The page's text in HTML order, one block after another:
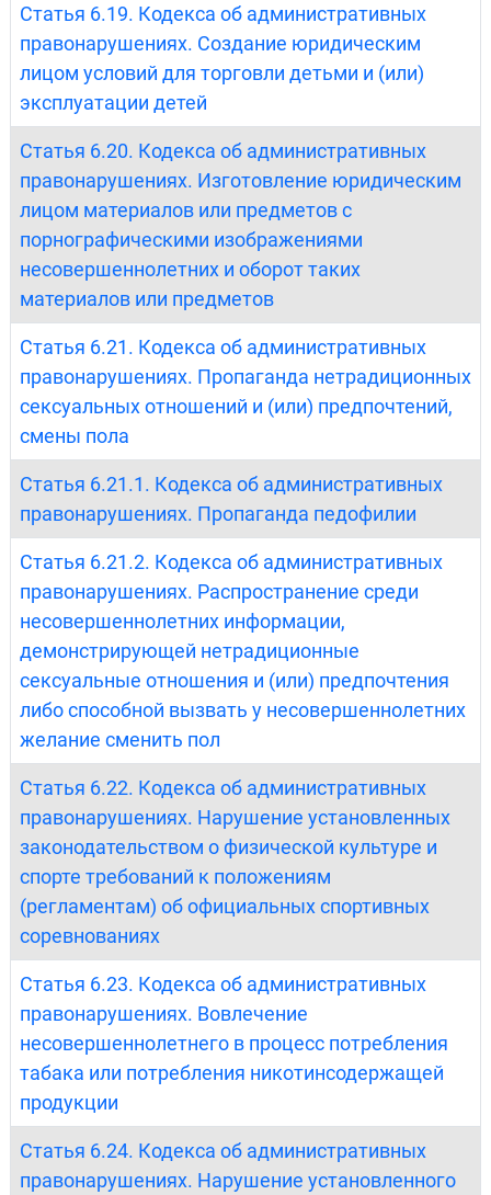
Статья 6.19. Кодекса об административных
правонарушениях. Создание юридическим
лицом условий для торговли детьми и (или)
эксплуатации детей
Статья 6.20. Кодекса об административных
правонарушениях. Изготовление юридическим
лицом материалов или предметов с
порнографическими изображениями
несовершеннолетних и оборот таких
материалов или предметов
Статья 6.21. Кодекса об административных
правонарушениях. Пропаганда нетрадиционных
сексуальных отношений и (или) предпочтений,
смены пола
Статья 6.21.1. Кодекса об административных
правонарушениях. Пропаганда педофилии
Статья 6.21.2. Кодекса об административных
правонарушениях. Распространение среди
несовершеннолетних информации,
демонстрирующей нетрадиционные
сексуальные отношения и (или) предпочтения
либо способной вызвать у несовершеннолетних
желание сменить пол
Статья 6.22. Кодекса об административных
правонарушениях. Нарушение установленных
законодательством о физической культуре и
спорте требований к положениям
(регламентам) об официальных спортивных
соревнованиях
Статья 6.23. Кодекса об административных
правонарушениях. Вовлечение
несовершеннолетнего в процесс потребления
табака или потребления никотинсодержащей
продукции
Статья 6.24. Кодекса об административных
правонарушениях. Нарушение установленного